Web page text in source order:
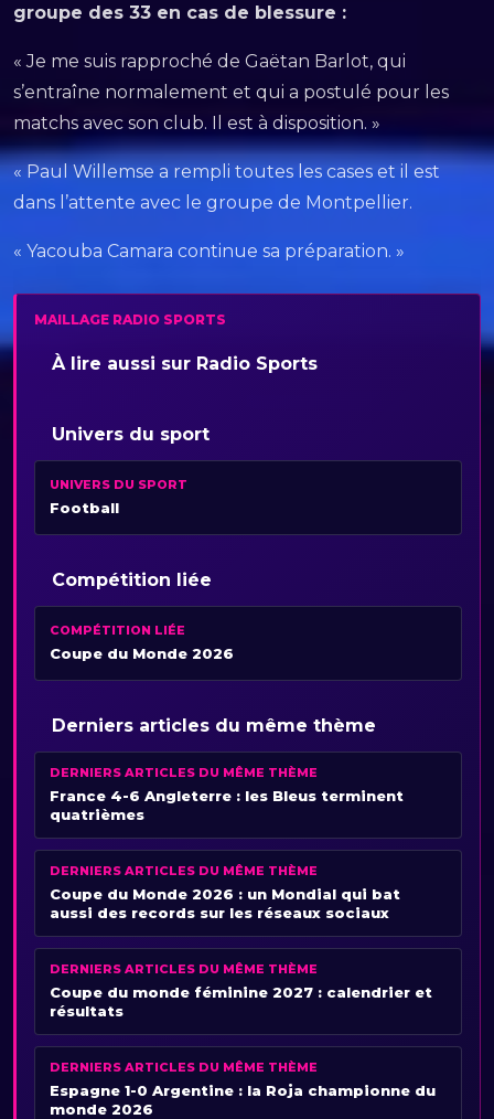
groupe des 33 en cas de blessure :
« Je me suis rapproché de Gaëtan Barlot, qui
s’entraîne normalement et qui a postulé pour les
matchs avec son club. Il est à disposition. »
« Paul Willemse a rempli toutes les cases et il est
dans l’attente avec le groupe de Montpellier.
« Yacouba Camara continue sa préparation. »
MAILLAGE RADIO SPORTS
À lire aussi sur Radio Sports
Univers du sport
UNIVERS DU SPORT
Football
Compétition liée
COMPÉTITION LIÉE
Coupe du Monde 2026
Derniers articles du même thème
DERNIERS ARTICLES DU MÊME THÈME
France 4-6 Angleterre : les Bleus terminent
quatrièmes
DERNIERS ARTICLES DU MÊME THÈME
Coupe du Monde 2026 : un Mondial qui bat
aussi des records sur les réseaux sociaux
DERNIERS ARTICLES DU MÊME THÈME
Coupe du monde féminine 2027 : calendrier et
résultats
DERNIERS ARTICLES DU MÊME THÈME
Espagne 1-0 Argentine : la Roja championne du
monde 2026